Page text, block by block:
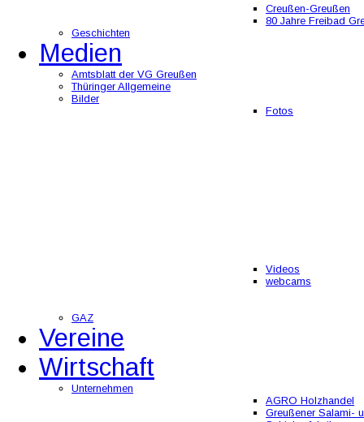
Creußen-Greußen
80 Jahre Freibad
Geschichten
Medien
Amtsblatt der VG Greußen
Thüringer Allgemeine
Bilder
Fotos
Videos
webcams
GAZ
Vereine
Wirtschaft
Unternehmen
AGRO Holzhandel
Greußener Salami-